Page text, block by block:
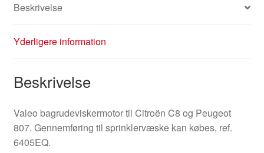
Beskrivelse
Yderligere information
Beskrivelse
Valeo bagrudeviskermotor til Citroën C8 og Peugeot
807. Gennemføring til sprinklervæske kan købes, ref.
6405EQ.